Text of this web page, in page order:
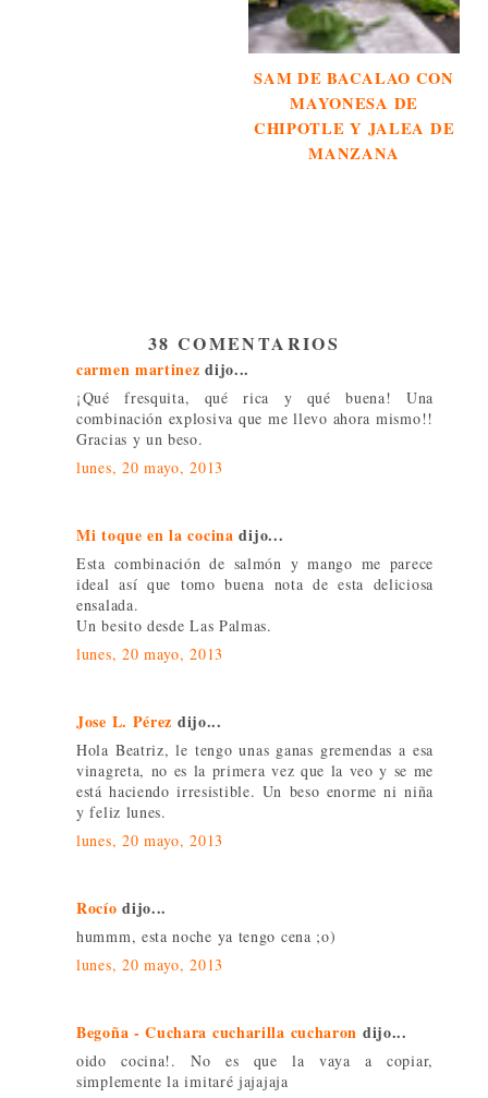
SAM DE BACALAO CON
MAYONESA DE
CHIPOTLE Y JALEA DE
MANZANA
38 COMENTARIOS
carmen martinez dijo...
¡Qué fresquita, qué rica y qué buena! Una
combinación explosiva que me llevo ahora mismo!!
Gracias y un beso.
lunes, 20 mayo, 2013
Mi toque en la cocina dijo...
Esta combinación de salmón y mango me parece
ideal así que tomo buena nota de esta deliciosa
ensalada.
Un besito desde Las Palmas.
lunes, 20 mayo, 2013
Jose L. Pérez dijo...
Hola Beatriz, le tengo unas ganas gremendas a esa
vinagreta, no es la primera vez que la veo y se me
está haciendo irresistible. Un beso enorme ni niña
y feliz lunes.
lunes, 20 mayo, 2013
Rocío dijo...
hummm, esta noche ya tengo cena ;o)
lunes, 20 mayo, 2013
Begoña - Cuchara cucharilla cucharon dijo...
oido cocina!. No es que la vaya a copiar,
simplemente la imitaré jajajaja